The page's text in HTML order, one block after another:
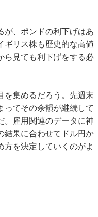
、ポンドの利下げはあ
ギリス株も歴史的な高値
ら見ても利下げをする必
集めるだろう。先週末
ってその余韻が継続して
。雇用関連のデータに神
結果に合わせてドル円か
方を決定していくのがよ